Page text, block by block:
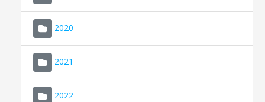
2020
2021
2022